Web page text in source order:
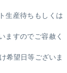
生産待ちもしくは
ますのでご容赦く
希望日等ございま